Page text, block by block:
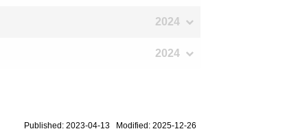
2024
2024
Published: 2023-04-13 Modified: 2025-12-26